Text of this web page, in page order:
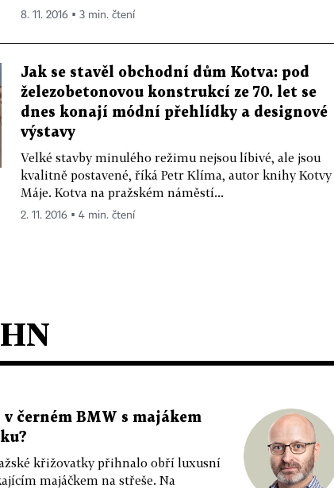
8. 11. 2016 ▪ 3 min. čtení
Jak se stavěl obchodní dům Kotva: pod
železobetonovou konstrukcí ze 70. let se
dnes konají módní přehlídky a designové
výstavy
Velké stavby minulého režimu nejsou líbivé, ale jsou
kvalitně postavené, říká Petr Klíma, autor knihy Kotvy
Máje. Kotva na pražském náměstí...
2. 11. 2016 ▪ 4 min. čtení
černém BMW s majákem
křižovatky přihnalo obří luxusní
majáčkem na střeše. Na